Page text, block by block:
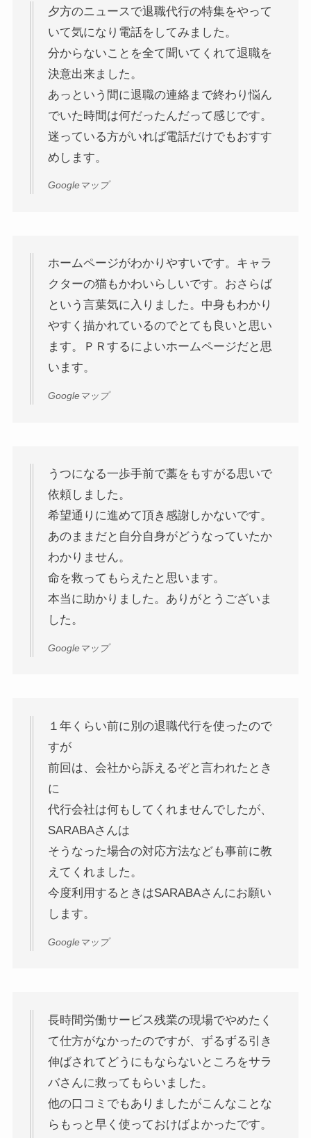
夕方のニュースで退職代行の特集をやって
いて気になり電話をしてみました。
分からないことを全て聞いてくれて退職を
決意出来ました。
あっという間に退職の連絡まで終わり悩ん
でいた時間は何だったんだって感じです。
迷っている方がいれば電話だけでもおすす
めします。
Googleマップ
ホームページがわかりやすいです。キャラ
クターの猫もかわいらしいです。おさらば
という言葉気に入りました。中身もわかり
やすく描かれているのでとても良いと思い
ます。ＰＲするによいホームページだと思
います。
Googleマップ
うつになる一歩手前で藁をもすがる思いで
依頼しました。
希望通りに進めて頂き感謝しかないです。
あのままだと自分自身がどうなっていたか
わかりません。
命を救ってもらえたと思います。
本当に助かりました。ありがとうございま
した。
Googleマップ
１年くらい前に別の退職代行を使ったので
すが
前回は、会社から訴えるぞと言われたとき
に
代行会社は何もしてくれませんでしたが、
SARABAさんは
そうなった場合の対応方法なども事前に教
えてくれました。
今度利用するときはSARABAさんにお願い
します。
Googleマップ
長時間労働サービス残業の現場でやめたく
て仕方がなかったのですが、ずるずる引き
伸ばされてどうにもならないところをサラ
バさんに救ってもらいました。
他の口コミでもありましたがこんなことな
らもっと早く使っておけばよかったです。